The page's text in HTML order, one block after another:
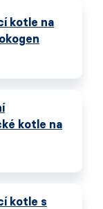
kotle na
kotle na
kotle s